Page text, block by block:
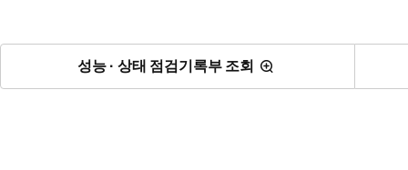
성능 · 상태 점검기록부 조회